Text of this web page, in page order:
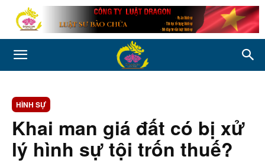
HÌNH SỰ
Khai man giá đất có bị xử
lý hình sự tội trốn thuế?